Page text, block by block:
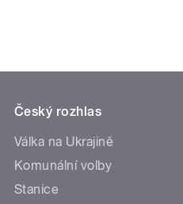
Český rozhlas
Válka na Ukrajině
Komunální volby
Stanice